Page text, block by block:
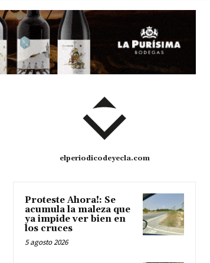
elperiodicodeyecla.com
Proteste Ahora!: Se
acumula la maleza que
ya impide ver bien en
los cruces
5 agosto 2026